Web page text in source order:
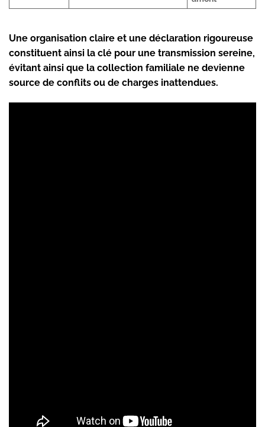
Une organisation claire et une déclaration rigoureuse
constituent ainsi la clé pour une transmission sereine,
évitant ainsi que la collection familiale ne devienne
source de conflits ou de charges inattendues.